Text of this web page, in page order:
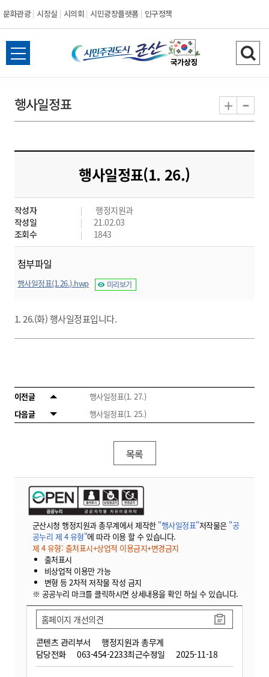
문화관광 시장실 시의회 시민광장플랫폼 인구정책
시
민
도
시
군
산
전
체
뉴
열
검
색
기
행사일정표 + -
행사일정표(1. 26.)
작성자
행정지원과
작성일
21.02.03
조회수
1843
첨부파일
행사일정표(1.26.).hwp 미리보기
1. 26.(화) 행사일정표입니다.
이전글
행사일정표(1. 27.)
다음글
행사일정표(1. 25.)
목록
군산시청 행정지원과 총무계에서 제작한 "행사일정표"저작물은 "공
공누리 제 4 유형"에 따라 이용 할 수 있습니다.
제 4 유형: 출처표시+상업적 이용금지+변경금지
출처표시
비상업적 이용만 가능
변형 등 2차적 저작물 작성 금지
※ 공공누리 마크를 클릭하시면 상세내용을 확인 하실 수 있습니다.
콘텐츠 관리부서
행정지원과 총무계
담당전화
063-454-2233최근수정일 2025-11-18
홈페이지 개선의견